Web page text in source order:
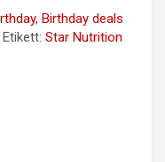
, Birthday deals
Etikett: Star Nutrition